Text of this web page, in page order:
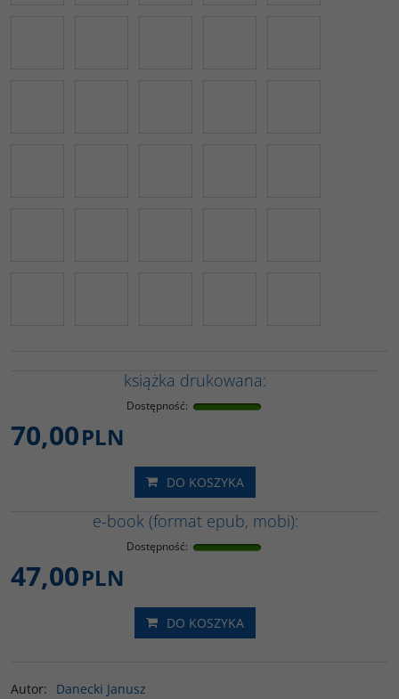
książka drukowana:
Dostępność:
70,00PLN
DO KOSZYKA
e-book (format epub, mobi):
Dostępność:
47,00PLN
DO KOSZYKA
Autor: Danecki Janusz